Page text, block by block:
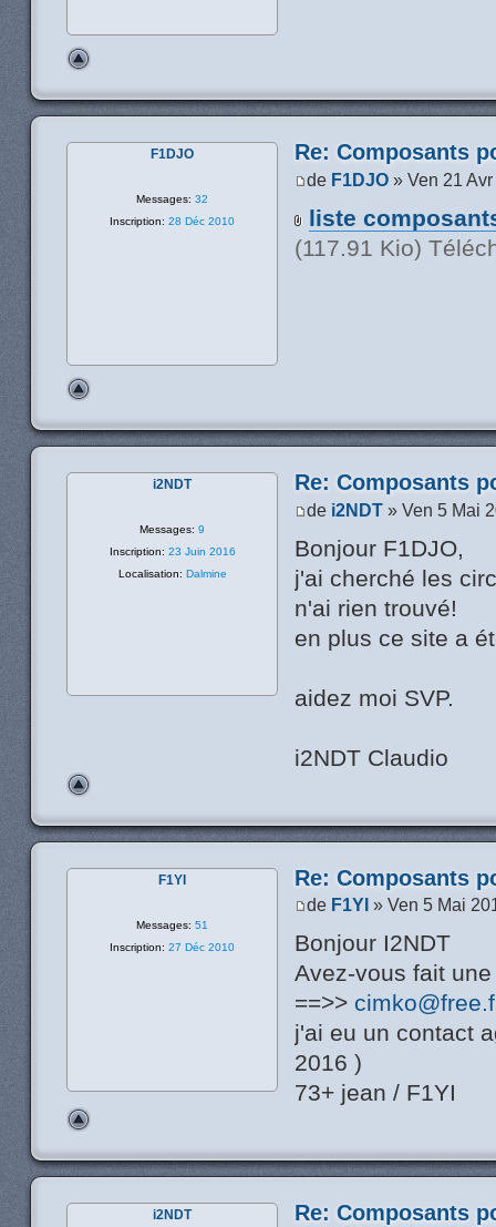
Re: Composants
de F1DJO » Ven 21
liste
(117.91 Kio)
F1DJO
Messages: 32
Inscription: 28 Déc 2010
Re: Composants
de i2NDT » Ven 5 Mai
Bonjour F1DJO,
j'ai cherché les
n'ai rien trouvé!
en plus ce site a
aidez moi SVP.
i2NDT Claudio
i2NDT
Messages: 9
Inscription: 23 Juin 2016
Localisation: Dalmine
Re: Composants
de F1YI » Ven 5 Mai
Bonjour I2NDT
Avez-vous fait
==>>
j'ai eu un contact
2016 )
73+ jean / F1YI
F1YI
Messages: 51
Inscription: 27 Déc 2010
Re: Composants
i2NDT